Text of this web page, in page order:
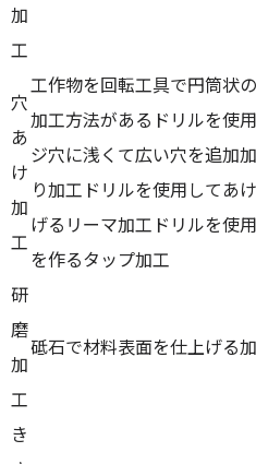
加
工
穴
あ
け
加
工
工作物を回転工具で円筒状
加工方法があるドリルを使
ジ穴に浅くて広い穴を追加
り加工ドリルを使用してあ
げるリーマ加工ドリルを使
を作るタップ加工
研
磨
加
工
砥石で材料表面を仕上げる
き